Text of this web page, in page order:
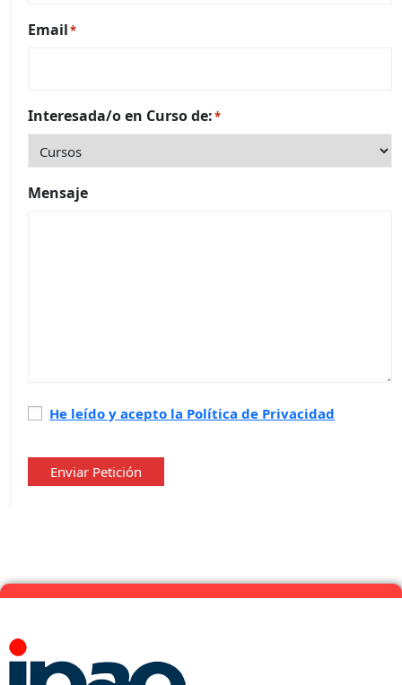
Email*
Interesada/o en Curso de:*
Mensaje
Política
privacidad*
He leído y acepto la Política de Privacidad
Enviar Petición